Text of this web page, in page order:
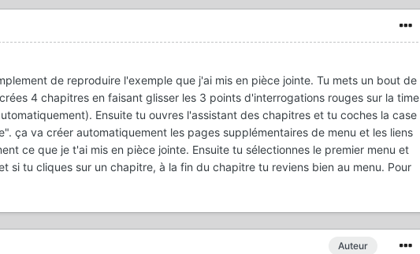
de reproduire l'exemple que j'ai mis en pièce jointe. Tu mets un bout de
4 chapitres en faisant glisser les 3 points d'interrogations rouges sur la time
Ensuite tu ouvres l'assistant des chapitres et tu coches la case
ça va créer automatiquement les pages supplémentaires de menu et les liens
ce que je t'ai mis en pièce jointe. Ensuite tu sélectionnes le premier menu et
si tu cliques sur un chapitre, à la fin du chapitre tu reviens bien au menu. Pour
Auteur